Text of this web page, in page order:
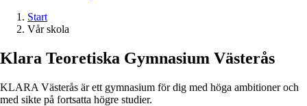
Start
Vår skola
Klara Teoretiska Gymnasium Västerås
KLARA Västerås är ett gymnasium för dig med höga ambitioner och
med sikte på fortsatta högre studier.